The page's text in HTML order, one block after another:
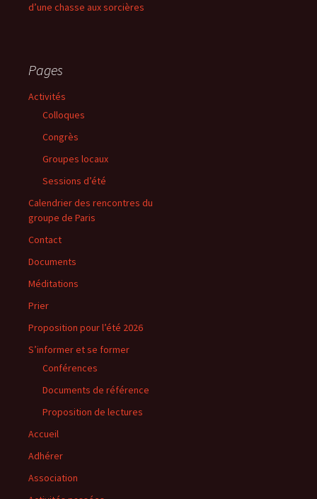
d’une chasse aux sorcières
Pages
Activités
Colloques
Congrès
Groupes locaux
Sessions d’été
Calendrier des rencontres du
groupe de Paris
Contact
Documents
Méditations
Prier
Proposition pour l’été 2026
S’informer et se former
Conférences
Documents de référence
Proposition de lectures
Accueil
Adhérer
Association